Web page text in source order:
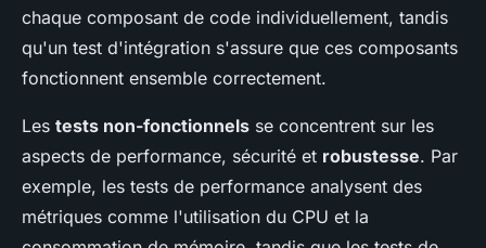
chaque composant de code individuellement, tandis
qu'un test d'intégration s'assure que ces composants
fonctionnent ensemble correctement.
Les tests non-fonctionnels se concentrent sur les
aspects de performance, sécurité et robustesse. Par
exemple, les tests de performance analysent des
métriques comme l'utilisation du CPU et la